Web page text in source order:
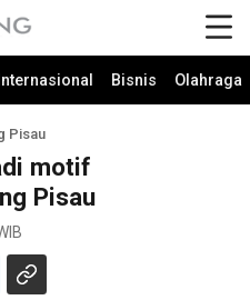
Internasional Bisnis Olahraga
Pisau
motif
Pisau